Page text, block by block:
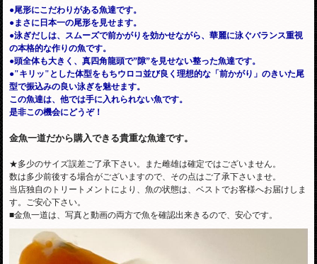
●尾形にこだわりがある魚達です。
●まさに日本一の尾形を見せます。
●泳ぎだしは、スムーズで前かがりを効かせながら、華麗に泳ぐバランス重視
の本格的な作りの魚です。
●頭全体も大きく、真四角龍頭で”隙”を見せない整った魚達です。
●"キリッ"とした体型をもちウロコ並び良く理想的な「前かがり」のきいた尾
型で振込みの良い泳ぎを魅せます。
この魚達は、他では手に入れられない魚です。
是非この機会にどうぞ！
金魚一道だから購入できる貴重な魚達です。
★多少のサイズ誤差ご了承下さい。また雌雄は確定ではございません。
数は多少前後する場合がございますので、その点はご了承下さいませ。
当店独自のトリートメントにより、魚の状態は、ベストでお客様へお届けしま
す。ご安心下さい。
■金魚一道は、写真と動画の両方で魚を確認出来きるので、安心です。